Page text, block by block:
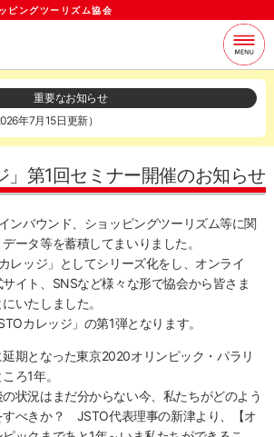
ピングツーリズム協会
支援サービス
お問い合わせ
メールマガジン
重要なお知らせ
年7月15日更新）
」第1回セミナー開催のお知らせ
ンバウンド、ショッピングツーリズム等に関
ータ等を蓄積してまいりました。
レッジ」としてシリーズ化をし、オンライ
イト、SNSなど様々な形で協会から皆さま
いたしました。
カレッジ」の第1弾となります。
期となった東京2020オリンピック・パラリ
ろ1年。
状況はまだ分からない今、私たちがどのよう
すべきか？ JSTO代表理事の新津より、【オ